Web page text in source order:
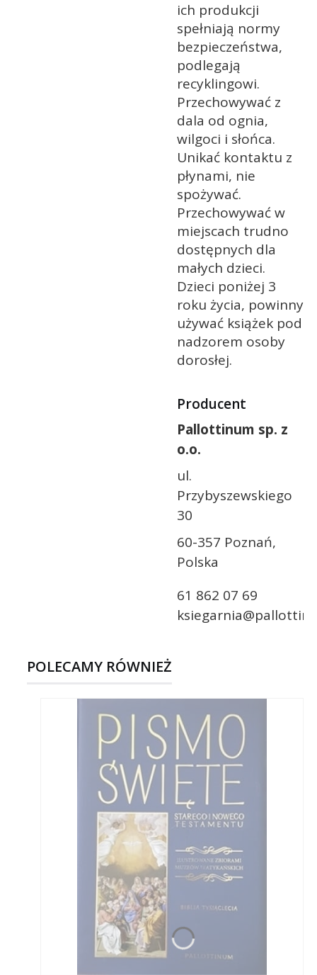
ich produkcji
spełniają normy
bezpieczeństwa,
podlegają
recyklingowi.
Przechowywać z
dala od ognia,
wilgoci i słońca.
Unikać kontaktu z
płynami, nie
spożywać.
Przechowywać w
miejscach trudno
dostępnych dla
małych dzieci.
Dzieci poniżej 3
roku życia, powinny
używać książek pod
nadzorem osoby
dorosłej.
Producent
Pallottinum sp. z
o.o.
ul.
Przybyszewskiego
30
60-357 Poznań,
Polska
61 862 07 69
POLECAMY RÓWNIEŻ